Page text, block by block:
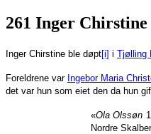
261 Inger
Inger Chirstine ble døpt[i] i Tjølling
Foreldrene var Ingebor Maria
det var hun som eiet den da hun
«Ola Olssøn
Nordre